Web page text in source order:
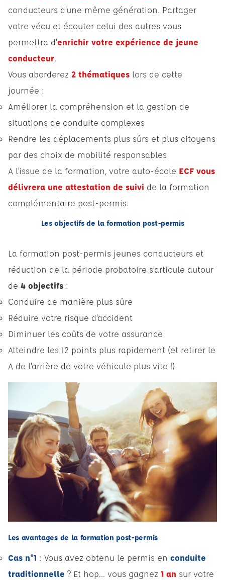
conducteurs d’une même génération. Partager
votre vécu et écouter celui des autres vous
permettra d’enrichir votre expérience de jeune
conducteur.
Vous aborderez 2 thématiques lors de cette
journée :
Améliorer la compréhension et la gestion de
situations de conduite complexes
Rendre les déplacements plus sûrs et plus citoyens
par des choix de mobilité responsables
A l’issue de la formation, votre auto-école ECF vous
délivrera une attestation de suivi de la formation
complémentaire post-permis.
Les objectifs de la formation post-permis
La formation post-permis jeunes conducteurs et
réduction de la période probatoire s’articule autour
de 4 objectifs :
Conduire de manière plus sûre
Réduire votre risque d’accident
Diminuer les coûts de votre assurance
Atteindre les 12 points plus rapidement (et retirer le
A de l’arrière de votre véhicule plus vite !)
Les avantages de la formation post-permis
Cas n°1 : Vous avez obtenu le permis en conduite
traditionnelle ? Et hop... vous gagnez 1 an sur votre